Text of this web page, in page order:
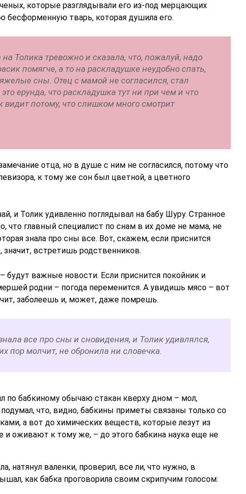
которые разглядывали его из-под мерцающих
бесформенную тварь, которая душила его.
Толика тревожно и сказала, что, пожалуй, надо
помягче, а то на раскладушке неудобно спать,
сны. Отец с мамой не согласился, стал
ерунда, что раскладушка тут ни при чем и что
видит потому, что слишком много смотрит
отца, но в душе с ним не согласился, потому что
к тому же сон был цветной, а цветного
и Толик удивленно поглядывал на бабу Шуру. Странное
что главный специалист по снам в их доме не мама, не
знала про сны все. Вот, скажем, если приснится
значит, встретишь родственников.
будут важные новости. Если приснится покойник и
родни – погода переменится. А увидишь мясо – вот
заболеешь и, может, даже помрешь.
все про сны и сновидения, и Толик удивлялся,
пор молчит, не обронила ни словечка.
по бабкиному обычаю стакан кверху дном – мол,
подумал, что, видно, бабкины приметы связаны только со
а вот до химических веществ, которые лезут из
и оживают к тому же, – до этого бабкина наука еще не
натянул валенки, проверил, все ли, что нужно, в
как бабка проговорила своим скрипучим голосом: